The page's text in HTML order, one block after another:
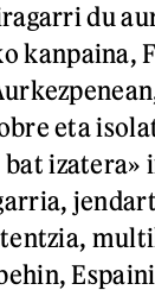
du
kanpaina,
eta
izatera»